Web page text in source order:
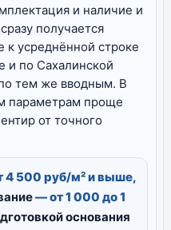
и наличие и
получается
к усреднённой строке
и по Сахалинской
тем же вводным. В
параметрам проще
от точного
4 500 руб/м² и выше,
— от 1 000 до 1
основания